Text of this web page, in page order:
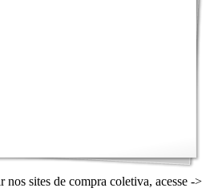
sites de compra coletiva, acesse ->